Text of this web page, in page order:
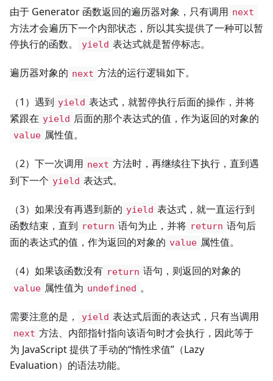
由于 Generator 函数返回的遍历器对象，只有调用 next
方法才会遍历下一个内部状态，所以其实提供了一种可以暂
停执行的函数。
yield 表达式就是暂停标志。
遍历器对象的 next 方法的运行逻辑如下。
（1）遇到 yield 表达式，就暂停执行后面的操作，并将
紧跟在 yield 后面的那个表达式的值，作为返回的对象的
value 属性值。
（2）下一次调用 next 方法时，再继续往下执行，直到遇
到下一个 yield 表达式。
（3）如果没有再遇到新的 yield 表达式，就一直运行到
函数结束，直到 return 语句为止，并将 return 语句后
面的表达式的值，作为返回的对象的 value 属性值。
（4）如果该函数没有 return 语句，则返回的对象的
value 属性值为 undefined 。
需要注意的是， yield 表达式后面的表达式，只有当调用
next 方法、内部指针指向该语句时才会执行，因此等于
为 JavaScript 提供了手动的“惰性求值”（Lazy
Evaluation）的语法功能。